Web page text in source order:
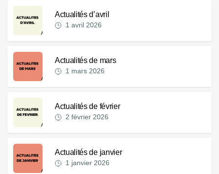
Actualités d’avril
1 avril 2026
Actualités de mars
1 mars 2026
Actualités de février
2 février 2026
Actualités de janvier
1 janvier 2026